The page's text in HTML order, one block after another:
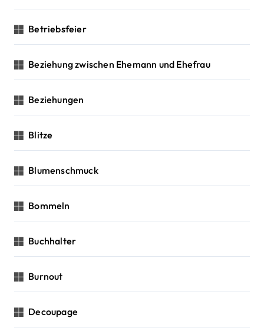
Betriebsfeier
Beziehung zwischen Ehemann und Ehefrau
Beziehungen
Blitze
Blumenschmuck
Bommeln
Buchhalter
Burnout
Decoupage